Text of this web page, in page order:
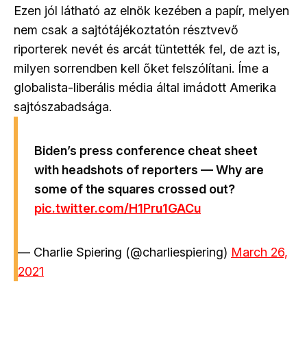
Ezen jól látható az elnök kezében a papír, melyen
nem csak a sajtótájékoztatón résztvevő
riporterek nevét és arcát tüntették fel, de azt is,
milyen sorrendben kell őket felszólítani. Íme a
globalista-liberális média által imádott Amerika
sajtószabadsága.
Biden’s press conference cheat sheet
with headshots of reporters — Why are
some of the squares crossed out?
pic.twitter.com/H1Pru1GACu
— Charlie Spiering (@charliespiering) March 26,
2021